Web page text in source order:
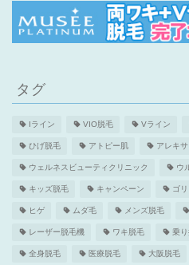
タグ
Iライン VIO脱毛 Vライン
ひげ脱毛 アトピー肌 アレキ
ウェルネスビューティクリニック ウ
キッズ脱毛 キャンペーン ゴ
ヒゲ ムダ毛 メンズ脱毛
レーザー脱毛機 ワキ脱毛 乗
全身脱毛 医療脱毛 大阪脱毛